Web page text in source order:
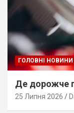
ГОЛОВНІ НОВИНИ
Де дорожче
25 Липня 2026